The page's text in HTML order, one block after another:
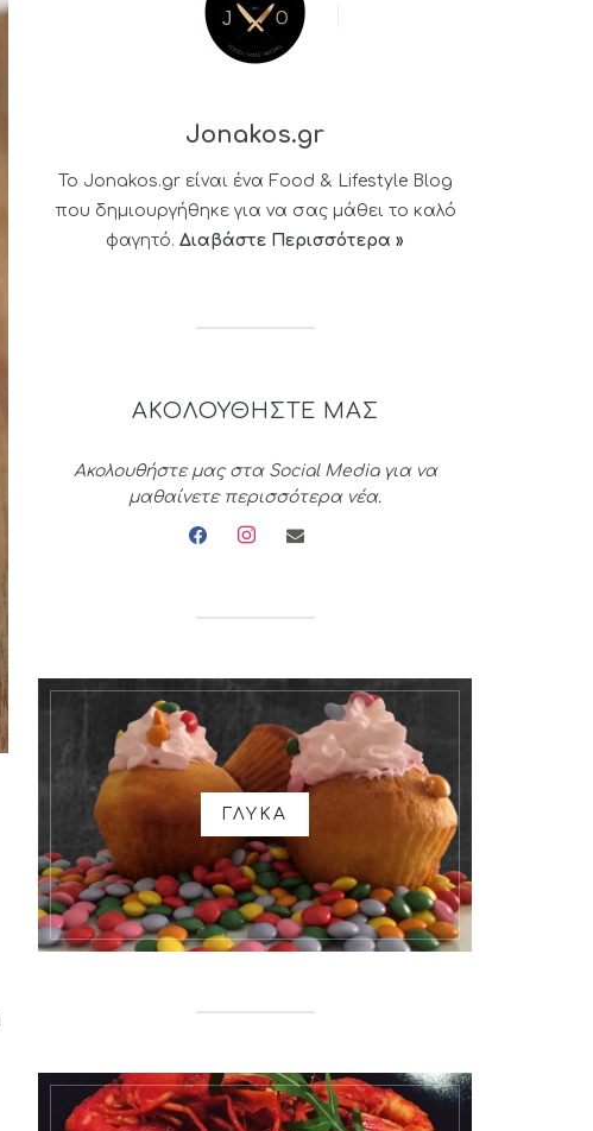
Jonakos.gr
Το Jonakos.gr είναι ένα Food & Lifestyle Blog
που δημιουργήθηκε για να σας μάθει το καλό
φαγητό. Διαβάστε Περισσότερα »
ΑΚΟΛΟΥΘΗΣΤΕ ΜΑΣ
Ακολουθήστε μας στα Social Media για να
μαθαίνετε περισσότερα νέα.
facebookinstagramenvelope
ΓΛΥΚΑ